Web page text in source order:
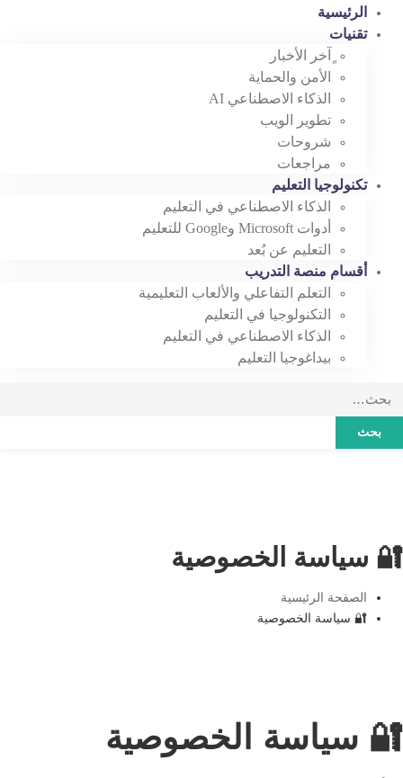
الرئيسية
تقنيات
ٍآخر الأخبار
الأمن والحماية
الذكاء الاصطناعي AI
تطوير الويب
شروحات
مراجعات
تكنولوجيا التعليم
الذكاء الاصطناعي في التعليم
أدوات Microsoft وGoogle للتعليم
التعليم عن بُعد
أقسام منصة التدريب
التعلم التفاعلي والألعاب التعليمية
التكنولوجيا في التعليم
الذكاء الاصطناعي في التعليم
بيداغوجيا التعليم
for:
بحث
🔐 سياسة الخصوصية
الصفحة الرئيسية
🔐 سياسة الخصوصية
🔐 سياسة الخصوصية